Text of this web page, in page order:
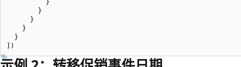
        }
      }
    }
  }